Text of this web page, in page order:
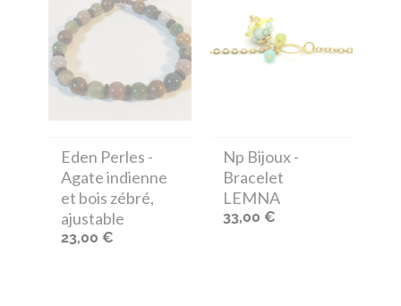
Eden Perles -
Agate indienne
et bois zébré,
ajustable
23,00 €
Np Bijoux-
Bracelet
LEMNA
33,00 €